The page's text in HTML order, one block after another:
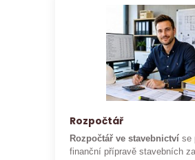
Rozpočtář
Rozpočtář ve stavebnictví se
finanční přípravě stavebních